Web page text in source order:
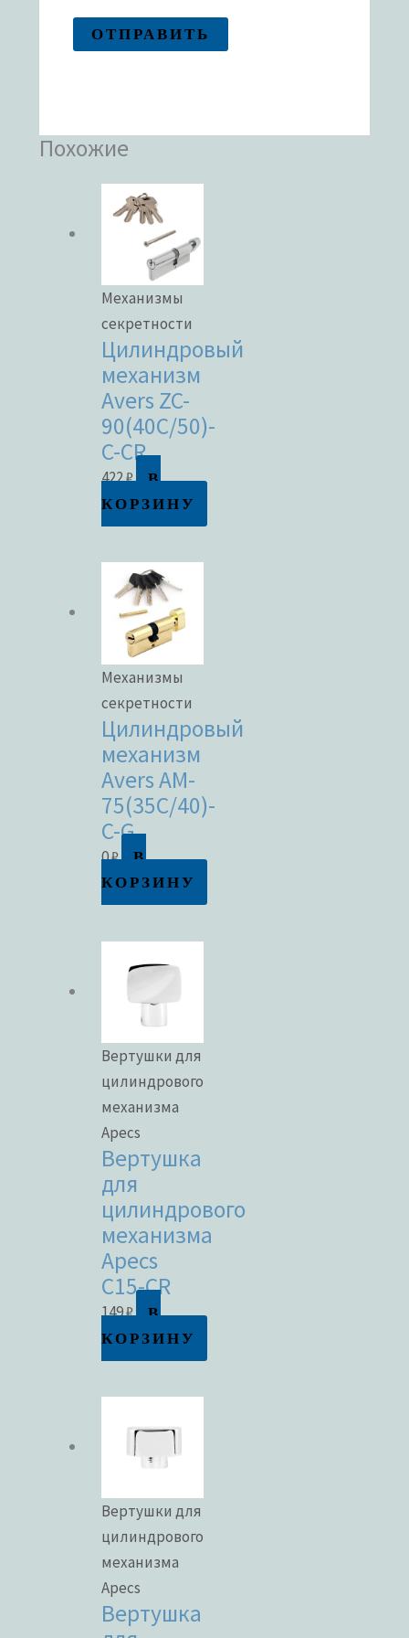
Похожие
Механизмы
секретности
Цилиндровый
механизм
Avers ZC-
90(40C/50)-
C-CR
422₽
В
КОРЗИНУ
Механизмы
секретности
Цилиндровый
механизм
Avers AM-
75(35C/40)-
C-G
0₽
В
КОРЗИНУ
Вертушки для
цилиндрового
механизма
Apecs
Вертушка
для
цилиндрового
механизма
Apecs
C15-CR
149₽
В
КОРЗИНУ
Вертушки для
цилиндрового
механизма
Apecs
Вертушка